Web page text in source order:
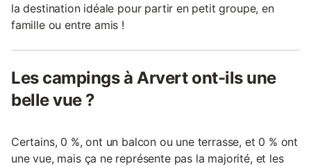
la destination idéale pour partir en petit groupe, en
famille ou entre amis !
Les campings à Arvert ont-ils une
belle vue ?
Certains, 0 %, ont un balcon ou une terrasse, et 0 % ont
une vue, mais ça ne représente pas la majorité, et les